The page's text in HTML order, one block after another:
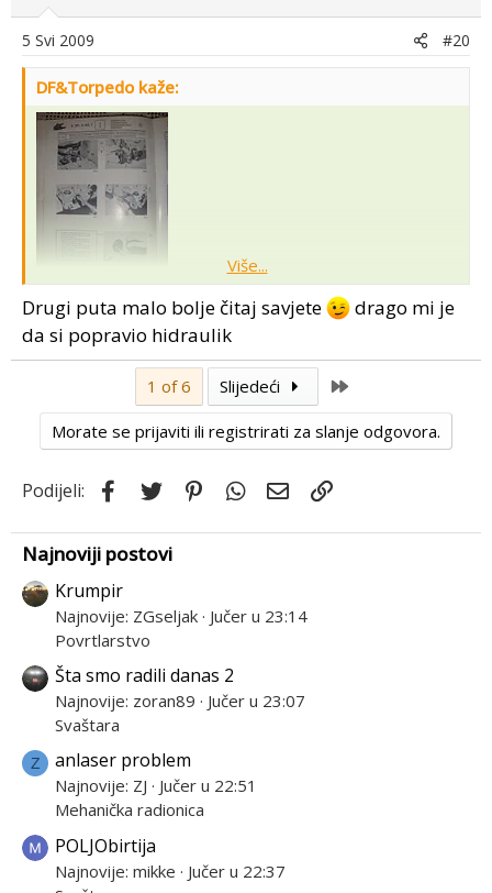
5 Svi 2009 #20
DF&Torpedo kaže:
Savjet: Prilikom demontaže obrati pažnju na cijev sa
zadnje strane regulacionog ventila.
Više...
Drugi puta malo bolje čitaj savjete
drago mi je
da si popravio hidraulik
1 of 6 Slijedeći
Morate se prijaviti ili registrirati za slanje odgovora.
Podijeli: Facebook
Twitter PinterestWhatsApp
Email
Najnoviji postovi
Krumpir
Najnovije: ZGseljak Jučer u 23:14
Povrtlarstvo
Šta smo radili danas 2
Najnovije: zoran89
Jučer u 23:07
Svaštara
Z anlaser problem
Najnovije: ZJ
Jučer u 22:51
Mehanička radionica
POLJObirtija
Najnovije: mikke
Jučer u 22:37